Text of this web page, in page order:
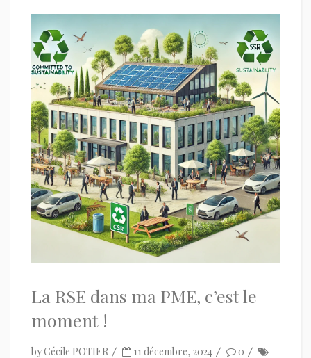
La RSE dans ma PME, c’est le
moment !
byCécile POTIER 11 décembre, 2024 0